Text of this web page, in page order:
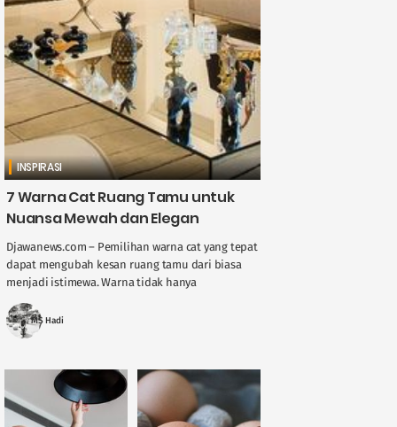
INSPIRASI
7 Warna Cat Ruang Tamu untuk
Nuansa Mewah dan Elegan
Djawanews.com – Pemilihan warna cat yang tepat
dapat mengubah kesan ruang tamu dari biasa
menjadi istimewa. Warna tidak hanya
atmosfer yang memengaruhi ....
MS Hadi